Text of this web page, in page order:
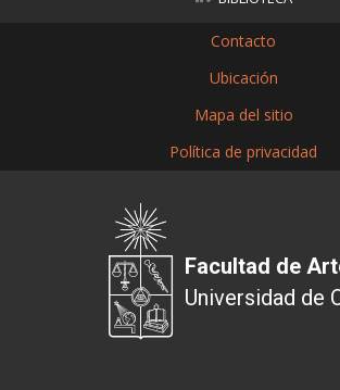
Contacto
Ubicación
Mapa del sitio
Política de privacidad
Facultad de
Universidad de